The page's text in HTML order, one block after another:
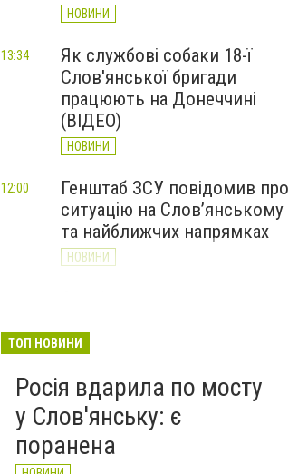
НОВИНИ
Як службові собаки 18-ї
Слов'янської бригади
працюють на Донеччині
(ВІДЕО)
НОВИНИ
13:34
Генштаб ЗСУ повідомив про
ситуацію на Слов’янському
та найближчих напрямках
НОВИНИ
12:00
великої війни: 7 серпня
ТОП НОВИНИ
Росія вдарила по мосту
у Слов'янську: є
поранена